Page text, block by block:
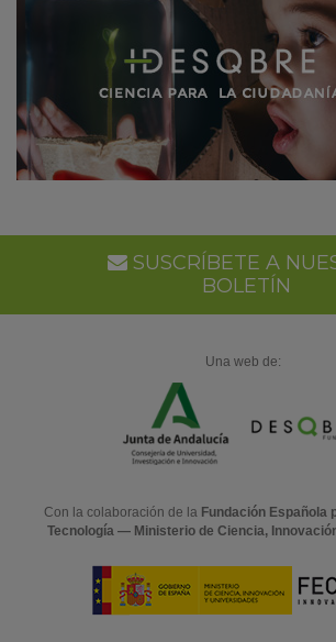
SUSCRÍBETE A
BOLETÍN
Una web de:
Con la colaboración de la Fundación Española
Tecnología — Ministerio de Ciencia,